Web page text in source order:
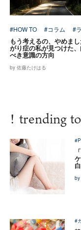
#HOW TO #コラム #
もう考えるの、やめま
がり症の私が見つけた
べき意識の方向
by 佐藤たけはる
! trending
by
#